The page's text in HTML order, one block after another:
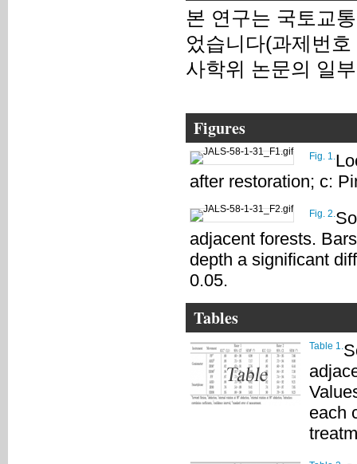
본 연구는 국토교
었습니다(과제번
사학위 논문의 일
Figures
Fig. 1.
after restoration; c:
Fig. 2.
adjacent forests.
depth a significant
0.05.
Tables
Table 1.
each